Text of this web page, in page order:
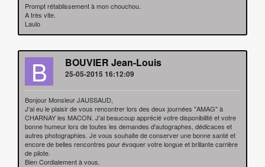
Prompt rétablissement à mon chouchou.
A très vite.
Laulo
B BOUVIER Jean-Louis
25-05-2015 16:12:09
Bonjour Monsieur JAUSSAUD,
J'ai eu le plaisir de vous rencontrer lors des deux journées "AMAG" à
CHARNAY les MACON. J'ai beaucoup apprécié votre disponibilité et votre
bonne humeur lors de toutes les demandes d'autographes, dédicaces et
autres photographies. Je vous souhaite de conserver une bonne santé et
encore de belles rencontres pour évoquer votre longue et brillante carrière
de pilote.
Bien Cordialement à vous.